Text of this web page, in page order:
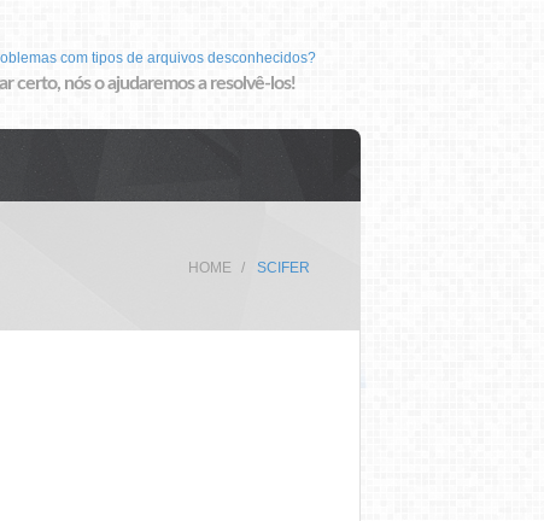
com tipos de arquivos desconhecidos?
certo, nós o ajudaremos a resolvê-los!
HOME SCIFER